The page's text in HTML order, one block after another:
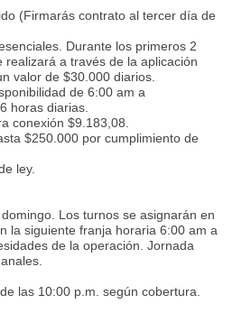
(Firmarás contrato al tercer día de
Durante los primeros 2
a través de la aplicación
valor de $30.000 diarios.
de 6:00 am a
horas diarias.
conexión $9.183,08.
$250.000 por cumplimiento de
ley.
Los turnos se asignarán en
la siguiente franja horaria 6:00 am a
de la operación. Jornada
las 10:00 p.m. según cobertura.